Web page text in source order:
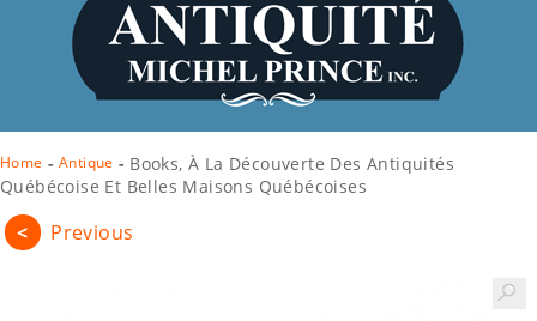
Home - Antique - Books, À La Découverte Des Antiquités
Québécoise Et Belles Maisons Québécoises
< Previous